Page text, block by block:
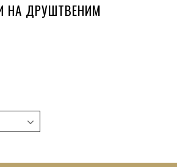
НА ДРУШТВЕНИМ